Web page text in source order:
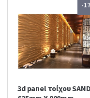
-
3d panel τοίχου SAND